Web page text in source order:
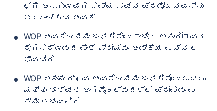
ಳಿಗೆ ಅನುಗುಣವಾಗಿ ನಿಮ್ಮ ಸಾವಿನ ಪ್ರಯೋಜನವನ್ನು
ಬದಲಾಯಿಸುವ ಆಯ್ಕೆ
WOP ಆಯ್ಕೆಯನ್ನು ಬಳಸಿಕೊಂಡು ಗಂಭೀರ ಅನಾರೋಗ್ಯದ
ರೋಗನಿರ್ಣಯದ ಮೇಲೆ ಪ್ರೀಮಿಯಂ ಆಯ್ಕೆಯ ಮನ್ನಾ ಲ
ಭ್ಯವಿದೆ
WOP ಅಸಾಮರ್ಥ್ಯ ಆಯ್ಕೆಯನ್ನು ಬಳಸಿಕೊಂಡು ಒಟ್ಟು
ಮತ್ತು ಶಾಶ್ವತ ಅಂಗವೈಕಲ್ಯದಲ್ಲಿ ಪ್ರೀಮಿಯಂ ಮ
ನ್ನಾ ಲಭ್ಯವಿದೆ